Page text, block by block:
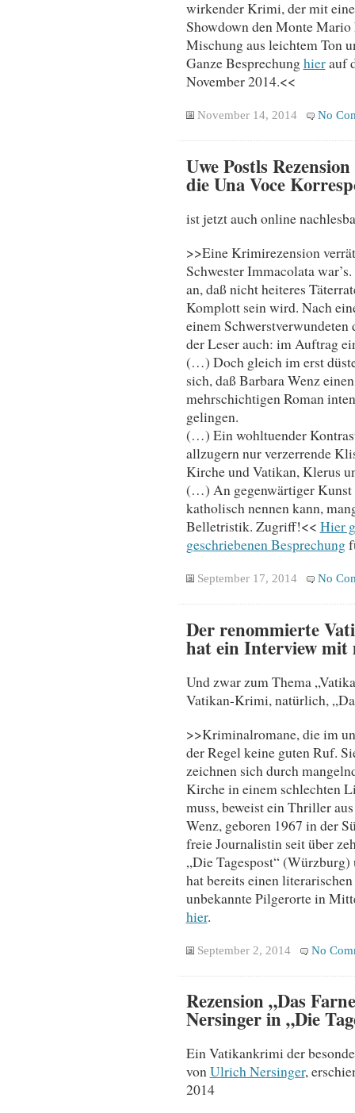
wirkender Krimi, der mit
Showdown den Monte
Mischung aus leichtem Ton
Ganze Besprechunghierauf
November 2014.<<
November 14, 2014 No
Uwe Postls
die Una Voce
ist jetzt auch online
>>Eine Krimirezension
Schwester Immacolata
an, daß nicht heiteres
Komplott sein wird. Nach
einem
der Leser auch: im Auftrag
(…) Doch gleich im erst
sich, daß Barbara Wenz
mehrschichtigen Roman
gelingen.
(…) Ein wohltuender
allzugern nur verzerrende
Kirche und Vatikan, Klerus
(…) An gegenwärtiger Kunst
katholisch nennen kann,
Belletristik. Zugriff!<< Hier
geschriebenen Besprechung
September 17, 2014 No
Der renommierte
hat ein Interview
Und zwar zum Thema
Vatikan-Krimi, natürlich,
>>Kriminalromane, die im
der Regel keine guten Ruf.
zeichnen sich durch
Kirche in einem schlechten
muss, beweist ein Thriller
Wenz, geboren 1967 in der
freie Journalistin seit über
„Die Tagespost“
hat bereits einen
unbekannte Pilgerorte in
hier.
September 2, 2014 No
Rezension „Das
Nersinger in „Die
Ein Vatikankrimi der
vonUlrich Nersinger,
2014